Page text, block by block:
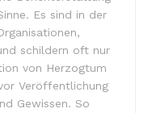
Es sind in der
schildern oft nur
von Herzogtum
Veröffentlichung
Gewissen. So